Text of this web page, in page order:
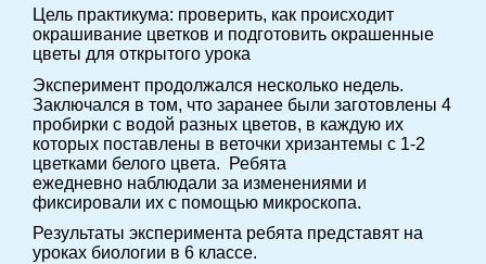
Цель практикума: проверить, как происходит
окрашивание цветков и подготовить окрашенные
цветы для открытого урока
Эксперимент продолжался несколько недель.
Заключался в том, что заранее были заготовлены 4
пробирки с водой разных цветов, в каждую их
которых поставлены в веточки хризантемы с 1-2
цветками белого цвета. Ребята
ежедневно наблюдали за изменениями и
фиксировали их с помощью микроскопа.
Результаты эксперимента ребята представят на
уроках биологии в 6 классе.